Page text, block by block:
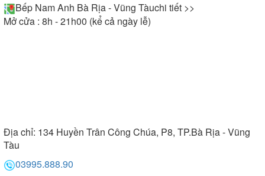
Bếp Nam Anh Bà Rịa - Vũng Tàuchi tiết >>
Mở cửa : 8h - 21h00 (kể cả ngày lễ)
Địa chỉ: 134 Huyền Trân Công Chúa, P8, TP.Bà Rịa - Vũng
Tàu
03995.888.90